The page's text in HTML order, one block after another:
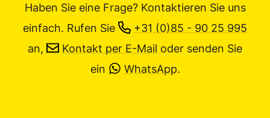
Haben Sie eine Frage? Kontaktieren Sie uns
einfach. Rufen Sie
+31 (0)85 - 90 25 995
an,
Kontakt per E-Mail oder senden Sie
ein
WhatsApp.